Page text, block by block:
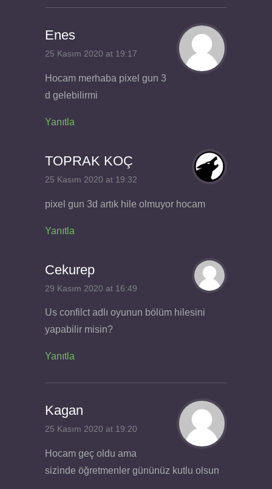
Enes
25 Kasım 2020 at 19:17
Hocam merhaba pixel gun 3
d gelebilirmi
Yanıtla
TOPRAK KOÇ
25 Kasım 2020 at 19:32
pixel gun 3d artık hile olmuyor hocam
Yanıtla
Cekurep
29 Kasım 2020 at 16:49
Us confilct adlı oyunun bölüm hilesini
yapabilir misin?
Yanıtla
Kagan
25 Kasım 2020 at 19:20
Hocam geç oldu ama
sizinde öğretmenler gününüz kutlu olsun